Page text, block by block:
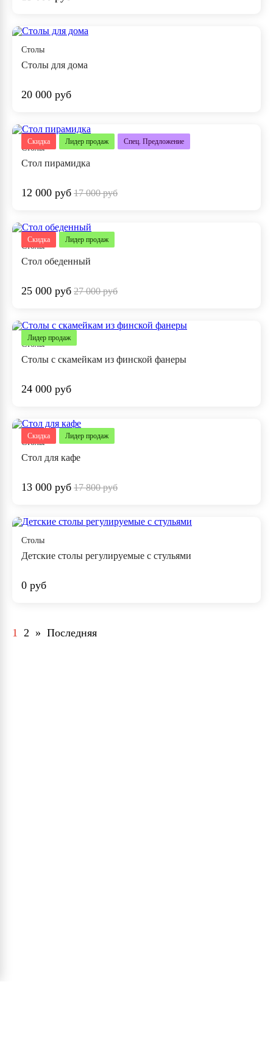
Столы
Столы для дома
20 000 руб
Скидка Лидер продаж Спец. Предложение
Столы
Стол пирамидка
12 000 руб 17 000 руб
Скидка Лидер продаж
Столы
Стол обеденный
25 000 руб 27 000 руб
Лидер продаж
Столы
Столы с скамейкам из финской фанеры
24 000 руб
Скидка Лидер продаж
Столы
Стол для кафе
13 000 руб 17 800 руб
Столы
Детские столы регулируемые с стульями
0 руб
1 2 » Последняя